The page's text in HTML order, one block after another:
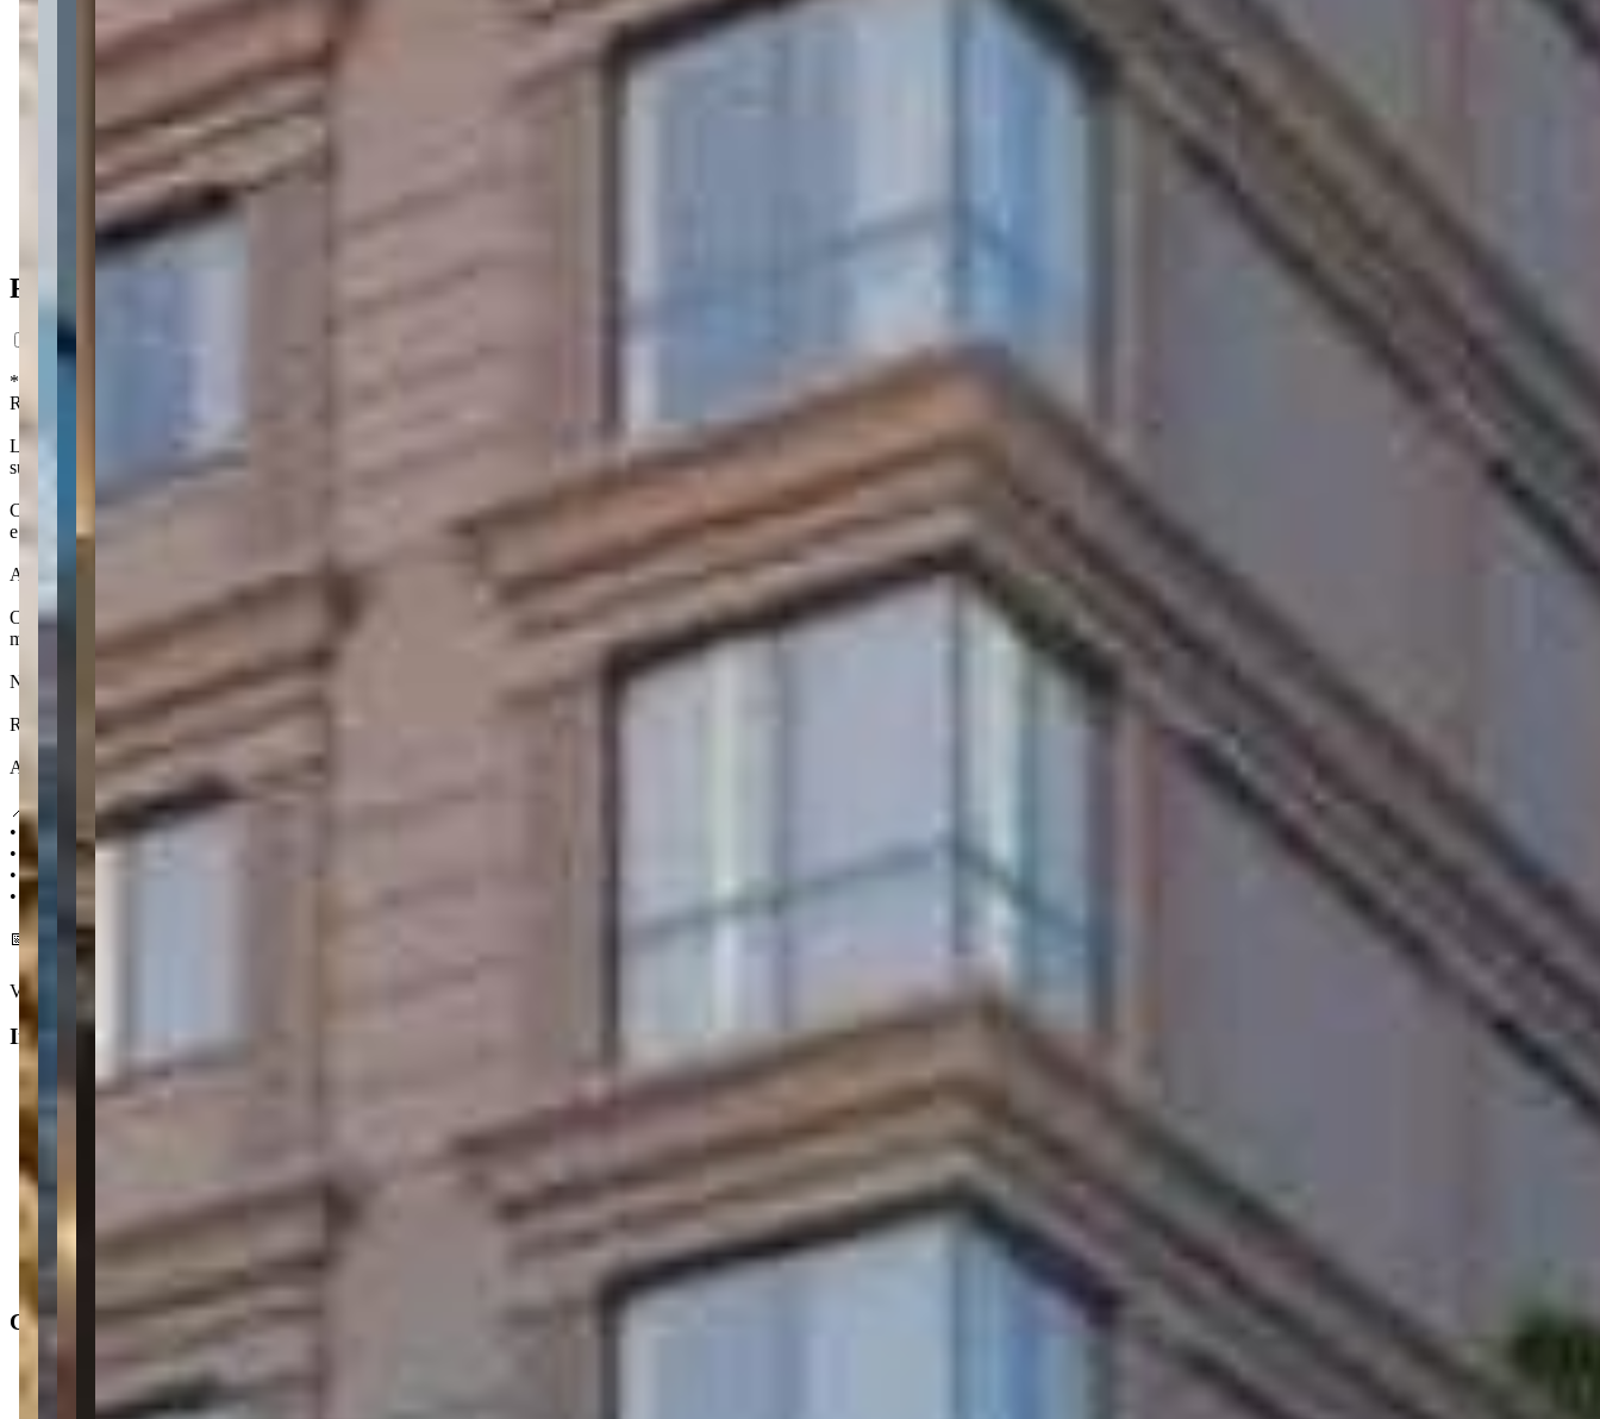
79 m² priv.
79 m² priv.
600m do mar
600m do mar
Ficha do Imóvel
*Preço estimado com base em análise de mercado, com caráter exclusivamente informativo. Nos termos da lei nº 4.591/64, este empreendimento somente poderá ser ofertado à venda a partir da emissão do
Registro da Incorporação. Os interessados em adquirir unidades no futuro poderão formalizar o interesse através de um contrato de reserva. As imagens são meramente ilustrativas.
Localizado em Itapema, na Meia Praia, o Efraim Residence é um projeto da Asael com torre única e 10 andares residenciais, oferecendo privacidade com apenas um apartamento por andar. As unidades têm 2
suítes, lavabo, living, área de serviço e metragens que variam entre 79 e 212 m².
Cada apartamento conta com churrasqueira a carvão, ponto para ar-condicionado split, preparação para água quente e acabamentos como porcelanato 80x80, piso vinílico nas suítes, cerâmica nas áreas molhadas
e acabamento em gesso. Todas as unidades também tem uma vaga de garagem.
A 600 m da praia, o empreendimento traz um estilo neoclássico e tem hall de entrada decorado como diferencial.
O empreendimento Efraim Residence está localizado na Meia Praia, um dos bairros mais movimentados de Itapema, com fácil acesso a comércios, serviços e à orla. A apenas 600 m do mar, a região atrai tanto
moradores quanto investidores.
Nos arredores, há opções próximas de supermercados, como o Koch, a 20 m, e o Myatã, a 1,6 km, além de farmácias como a Agrafarma, a 170 m, e a Panvel, a 500 m.
Restaurantes como o Smoke House e o Ohana Sushi também estão nas proximidades, ambos a menos de 400 m, oferecendo boas opções gastronômicas no entorno.
A região ainda conta com academia a 350 m e instituições de ensino como o Colégio Unificado, a 600 m.
📍 Localização:
• Apartamentos de 2 quartos a 600 m do mar na Meia Praia
• 600 m da Meia Praia
• 20 m do Supermercado Koch
• 170 m da Agrafarma Itapema
📅 Entrega em dezembro 2026
Ver mais
Informações principais
Tipo do imóvel:
Apartamento
Status do imóvel:
Usado
Situação de ocupação
Desocupado
Características
Distância do mar
Área privativa: